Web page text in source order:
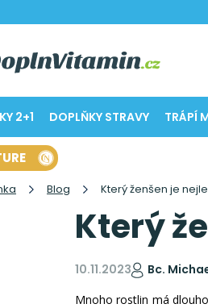
2+1 DOPLŇKY STRAVY TRÁPÍ
Blog Který ženšen je
Který
10.11.2023 Bc.
Mnoho rostlin má